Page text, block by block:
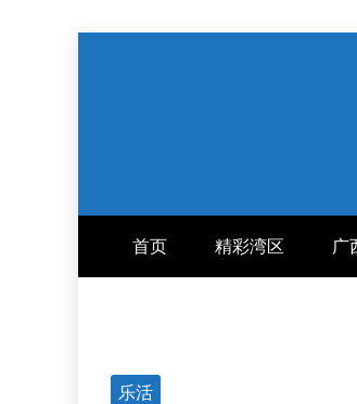
首页 精彩湾区 广
乐活